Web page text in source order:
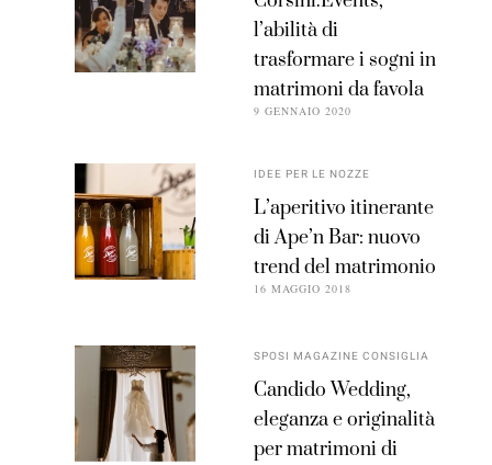
l’abilità di
trasformare i sogni in
matrimoni da favola
9 GENNAIO 2020
IDEE PER LE NOZZE
L’aperitivo itinerante
di Ape’n Bar: nuovo
trend del matrimonio
16 MAGGIO 2018
SPOSI MAGAZINE CONSIGLIA
Candido Wedding,
eleganza e originalità
per matrimoni di